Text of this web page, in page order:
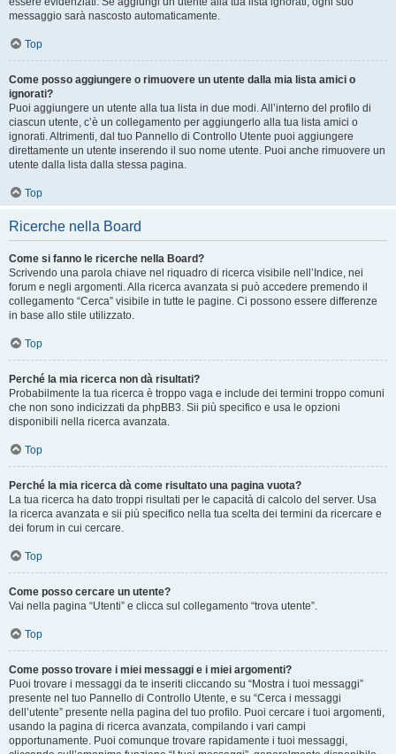
messaggio sarà nascosto automaticamente.
Top
Come posso aggiungere o rimuovere un utente dalla mia lista amici o
ignorati?
Puoi aggiungere un utente alla tua lista in due modi. All’interno del profilo di
ciascun utente, c’è un collegamento per aggiungerlo alla tua lista amici o
ignorati. Altrimenti, dal tuo Pannello di Controllo Utente puoi aggiungere
direttamente un utente inserendo il suo nome utente. Puoi anche rimuovere un
utente dalla lista dalla stessa pagina.
Top
Ricerche nella Board
Come si fanno le ricerche nella Board?
Scrivendo una parola chiave nel riquadro di ricerca visibile nell’Indice, nei
forum e negli argomenti. Alla ricerca avanzata si può accedere premendo il
collegamento “Cerca” visibile in tutte le pagine. Ci possono essere differenze
in base allo stile utilizzato.
Top
Perché la mia ricerca non dà risultati?
Probabilmente la tua ricerca è troppo vaga e include dei termini troppo comuni
che non sono indicizzati da phpBB3. Sii più specifico e usa le opzioni
disponibili nella ricerca avanzata.
Top
Perché la mia ricerca dà come risultato una pagina vuota?
La tua ricerca ha dato troppi risultati per le capacità di calcolo del server. Usa
la ricerca avanzata e sii più specifico nella tua scelta dei termini da ricercare e
dei forum in cui cercare.
Top
Come posso cercare un utente?
Vai nella pagina “Utenti” e clicca sul collegamento “trova utente”.
Top
Come posso trovare i miei messaggi e i miei argomenti?
Puoi trovare i messaggi da te inseriti cliccando su “Mostra i tuoi messaggi”
presente nel tuo Pannello di Controllo Utente, e su “Cerca i messaggi
dell’utente” presente nella pagina del tuo profilo. Puoi cercare i tuoi argomenti,
usando la pagina di ricerca avanzata, compilando i vari campi
opportunamente. Puoi comunque trovare rapidamente i tuoi messaggi,